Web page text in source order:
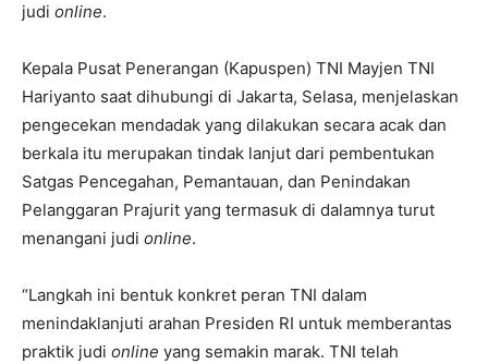
judi online.
Kepala Pusat Penerangan (Kapuspen) TNI Mayjen TNI
Hariyanto saat dihubungi di Jakarta, Selasa, menjelaskan
pengecekan mendadak yang dilakukan secara acak dan
berkala itu merupakan tindak lanjut dari pembentukan
Satgas Pencegahan, Pemantauan, dan Penindakan
Pelanggaran Prajurit yang termasuk di dalamnya turut
menangani judi online.
“Langkah ini bentuk konkret peran TNI dalam
menindaklanjuti arahan Presiden RI untuk memberantas
praktik judi online yang semakin marak. TNI telah